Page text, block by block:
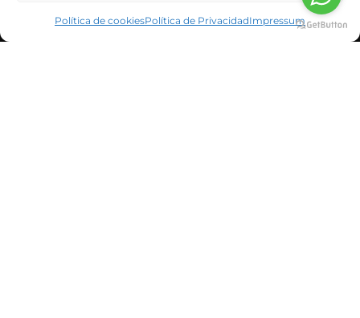
Política de cookiesPolítica de PrivacidadImpressum